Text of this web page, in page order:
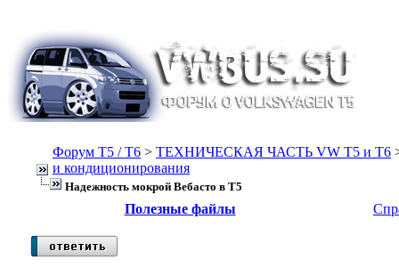
Форум Т5 / T6 > ТЕХНИЧЕСКАЯ ЧАСТЬ VW T5 и T6
и кондиционирования
Надежность мокрой Вебасто в Т5
Полезные файлы